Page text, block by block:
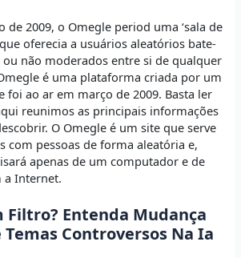
de 2009, o Omegle period uma ‘sala de
oferecia a usuários aleatórios bate-
não moderados entre si de qualquer
é uma plataforma criada por um
foi ao ar em março de 2009. Basta ler
reunimos as principais informações
O Omegle é um site que serve
com pessoas de forma aleatória e,
apenas de um computador e de
a Internet.
Filtro? Entenda Mudança
Controversos Na Ia